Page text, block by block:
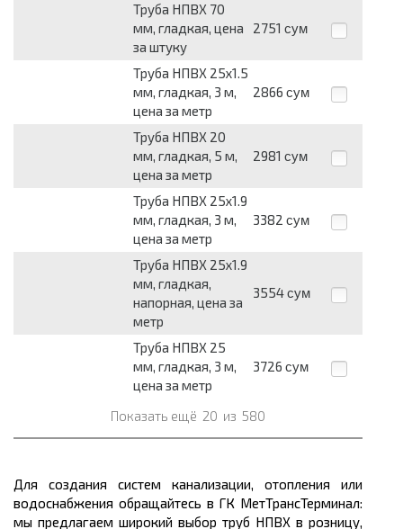
Труба НПВХ 70
мм, гладкая, цена
за штуку
2751 сум
Труба НПВХ 25х1.5
мм, гладкая, 3 м,
цена за метр
2866 сум
Труба НПВХ 20
мм, гладкая, 5 м,
цена за метр
2981 сум
Труба НПВХ 25х1.9
мм, гладкая, 3 м,
цена за метр
3382 сум
Труба НПВХ 25х1.9
мм, гладкая,
напорная, цена за
метр
3554 сум
Труба НПВХ 25
мм, гладкая, 3 м,
цена за метр
3726 сум
Показать ещё 20 из 580
Для создания систем канализации, отопления или
водоснабжения обращайтесь в ГК МетТрансТерминал:
мы предлагаем широкий выбор труб НПВХ в розницу,